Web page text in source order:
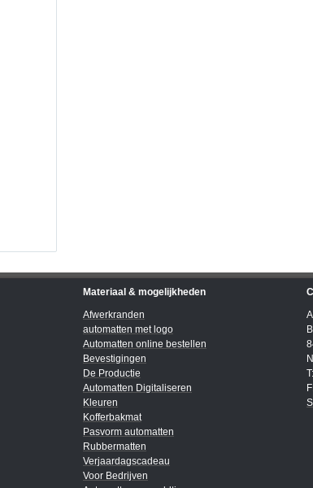
Materiaal & mogelijkheden
Afwerkranden
automatten met logo
Automatten online bestellen
Bevestigingen
De Productie
Automatten Digitaliseren
Kleuren
Kofferbakmat
Pasvorm automatten
Rubbermatten
Verjaardagscadeau
Voor Bedrijven